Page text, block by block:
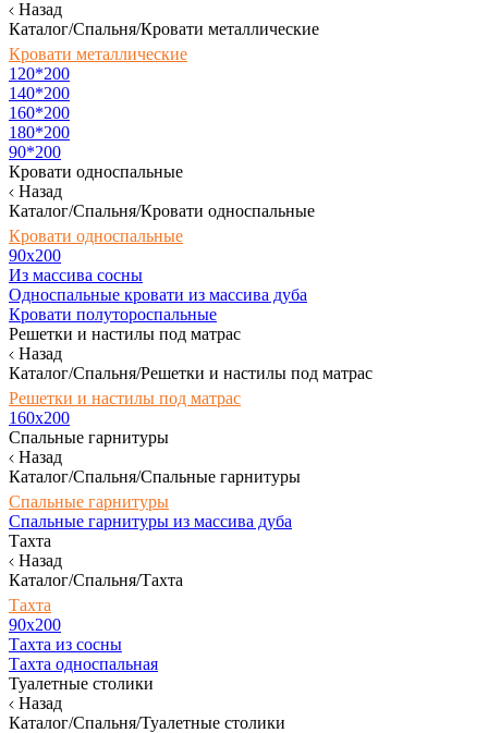
Назад
Каталог/Спальня/Кровати металлические
Кровати металлические
120*200
140*200
160*200
180*200
90*200
Кровати односпальные
Назад
Каталог/Спальня/Кровати односпальные
Кровати односпальные
90х200
Из массива сосны
Односпальные кровати из массива дуба
Кровати полутороспальные
Решетки и настилы под матрас
Назад
Каталог/Спальня/Решетки и настилы под матрас
Решетки и настилы под матрас
160х200
Спальные гарнитуры
Назад
Каталог/Спальня/Спальные гарнитуры
Спальные гарнитуры
Спальные гарнитуры из массива дуба
Тахта
Назад
Каталог/Спальня/Тахта
Тахта
90х200
Тахта из сосны
Тахта односпальная
Туалетные столики
Назад
Каталог/Спальня/Туалетные столики